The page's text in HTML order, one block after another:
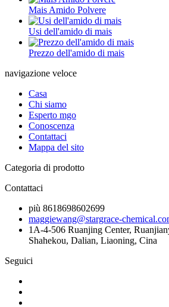
Mais Amido Polvere
Usi dell'amido di mais
Prezzo dell'amido di mais
navigazione veloce
Casa
Chi siamo
Esperto mgo
Conoscenza
Contattaci
Mappa del sito
Categoria di prodotto
Contattaci
più 8618698602699
maggiewang@stargrace-
1A-4-506 Ruanjing Center,
Shahekou, Dalian, Liaoning, Cina
Seguici